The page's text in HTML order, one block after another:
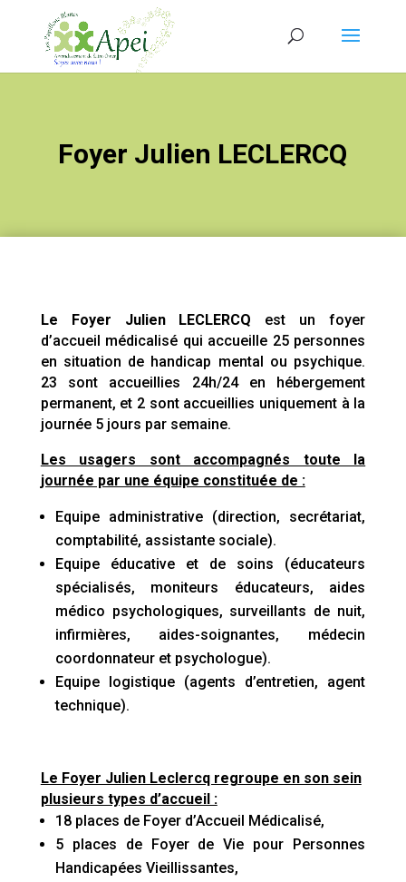
Foyer Julien LECLERCQ
Le Foyer Julien LECLERCQ est un foyer
d’accueil médicalisé qui accueille 25 personnes
en situation de handicap mental ou psychique.
23 sont accueillies 24h/24 en hébergement
permanent, et 2 sont accueillies uniquement à la
journée 5 jours par semaine.
Les usagers sont accompagnés toute la
journée par une équipe constituée de :
Equipe administrative (direction, secrétariat,
comptabilité, assistante sociale).
Equipe éducative et de soins (éducateurs
spécialisés, moniteurs éducateurs, aides
médico psychologiques, surveillants de nuit,
infirmières, aides-soignantes, médecin
coordonnateur et psychologue).
Equipe logistique (agents d’entretien, agent
technique).
Le Foyer Julien Leclercq regroupe en son sein
plusieurs types d’accueil :
18 places de Foyer d’Accueil Médicalisé,
5 places de Foyer de Vie pour Personnes
Handicapées Vieillissantes,